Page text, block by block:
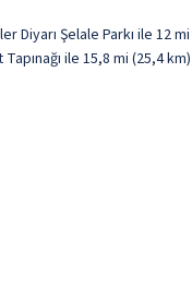
Şelale Parkı ile 12
ile 15,8 mi (25,4